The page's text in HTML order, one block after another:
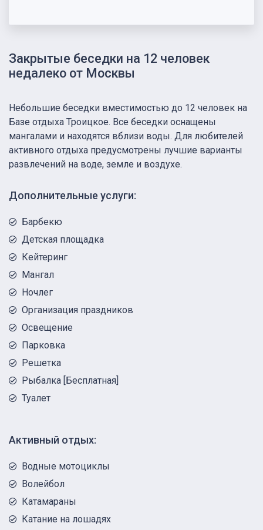
Закрытые беседки на 12 человек
недалеко от Москвы
Небольшие беседки вместимостью до 12 человек на
Базе отдыха Троицкое. Все беседки оснащены
мангалами и находятся вблизи воды. Для любителей
активного отдыха предусмотрены лучшие варианты
развлечений на воде, земле и воздухе.
Дополнительные услуги:
Барбекю
Детская площадка
Кейтеринг
Мангал
Ночлег
Организация праздников
Освещение
Парковка
Решетка
Рыбалка [Бесплатная]
Туалет
Активный отдых:
Водные мотоциклы
Волейбол
Катамараны
Катание на лошадях